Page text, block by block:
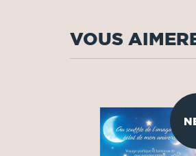
VOUS